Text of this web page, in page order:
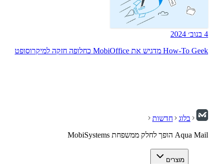
4 בנוב׳ 2024
How-To Geek מדגיש את MobiOffice כחלופה חזקה למיקרוסופט
בלוג
חדשות
Aqua Mail הופך לחלק ממשפחת MobiSystems
מוצרים